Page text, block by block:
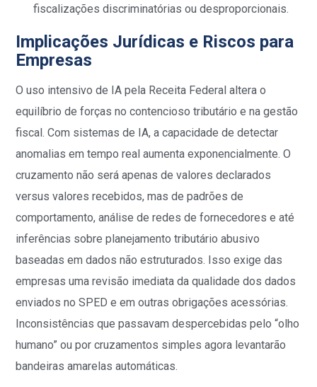
fiscalizações discriminatórias ou desproporcionais.
Implicações Jurídicas e Riscos para
Empresas
O uso intensivo de IA pela Receita Federal altera o
equilíbrio de forças no contencioso tributário e na gestão
fiscal.Com sistemas de IA, a capacidade de detectar
anomalias em tempo real aumenta exponencialmente. O
cruzamento não será apenas de valores declarados
versus valores recebidos, mas de padrões de
comportamento, análise de redes de fornecedores e até
inferências sobre planejamento tributário abusivo
baseadas em dados não estruturados. Isso exige das
empresas uma revisão imediata da qualidade dos dados
enviados no SPED e em outras obrigações acessórias.
Inconsistências que passavam despercebidas pelo “olho
humano” ou por cruzamentos simples agora levantarão
bandeiras amarelas automáticas.